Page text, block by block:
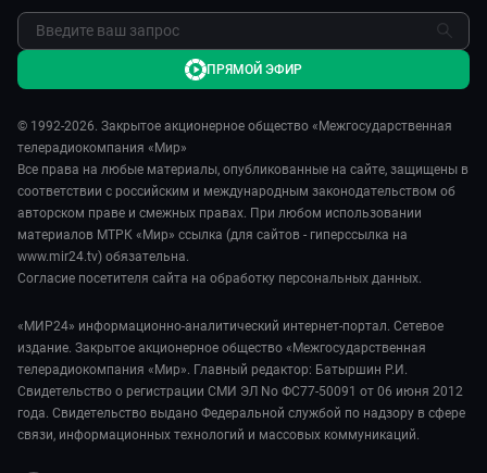
© 1992-2026. Закрытое акционерное общество «Межгосударственная
телерадиокомпания «Мир»
Все права на любые материалы, опубликованные на сайте, защищены в
соответствии с российским и международным законодательством об
авторском праве и смежных правах. При любом использовании
материалов МТРК «Мир» ссылка (для сайтов - гиперссылка на
www.mir24.tv) обязательна.
Согласие посетителя сайта на обработку персональных данных.
«МИР24» информационно-аналитический интернет-портал. Сетевое
издание. Закрытое акционерное общество «Межгосударственная
телерадиокомпания «Мир». Главный редактор: Батыршин Р.И.
Свидетельство о регистрации СМИ ЭЛ No ФС77-50091 от 06 июня 2012
года. Свидетельство выдано Федеральной службой по надзору в сфере
связи, информационных технологий и массовых коммуникаций.
ПРЯМОЙ ЭФИР